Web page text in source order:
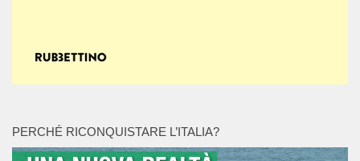
PERCHÉ RICONQUISTARE L’ITALIA?